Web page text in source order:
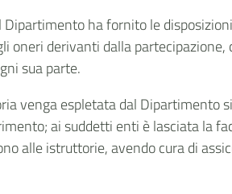
ha fornito le
oneri derivanti dalla
sua parte.
venga espletata dal
ai suddetti enti è lasciata la
alle istruttorie, avendo cura di